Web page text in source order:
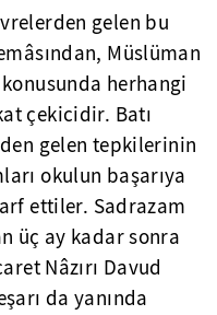
gelen bu
Müslüman
herhangi
çekicidir. Batı
gelen tepkilerinin
okulun başarıya
ettiler. Sadrazam
üç ay kadar sonra
Nâzırı Davud
da yanında